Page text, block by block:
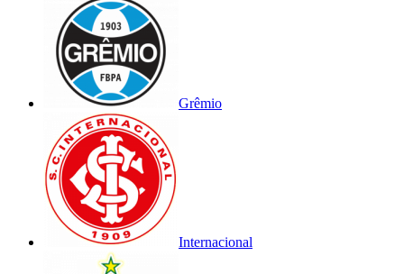
Grêmio
Internacional